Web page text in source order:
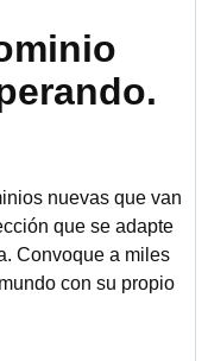
nuevas que van
que se adapte
Convoque a miles
con su propio